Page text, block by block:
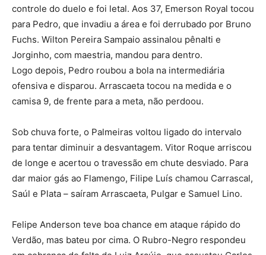
controle do duelo e foi letal. Aos 37, Emerson Royal tocou
para Pedro, que invadiu a área e foi derrubado por Bruno
Fuchs. Wilton Pereira Sampaio assinalou pênalti e
Jorginho, com maestria, mandou para dentro.
Logo depois, Pedro roubou a bola na intermediária
ofensiva e disparou. Arrascaeta tocou na medida e o
camisa 9, de frente para a meta, não perdoou.
Sob chuva forte, o Palmeiras voltou ligado do intervalo
para tentar diminuir a desvantagem. Vitor Roque arriscou
de longe e acertou o travessão em chute desviado. Para
dar maior gás ao Flamengo, Filipe Luís chamou Carrascal,
Saúl e Plata – saíram Arrascaeta, Pulgar e Samuel Lino.
Felipe Anderson teve boa chance em ataque rápido do
Verdão, mas bateu por cima. O Rubro-Negro respondeu